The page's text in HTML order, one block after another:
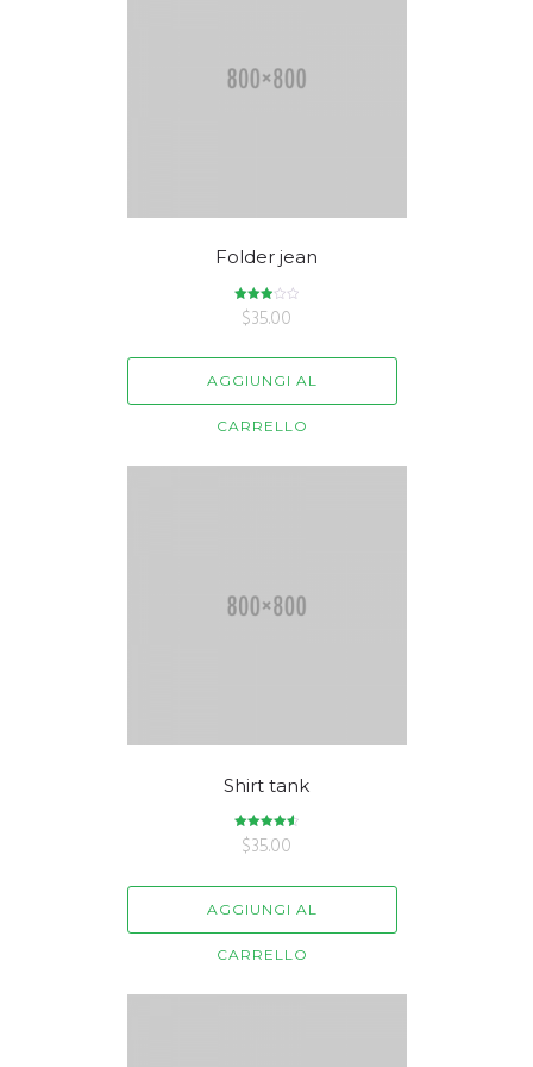
Folder jean
Valutato
3.00
$35.00
AGGIUNGI AL
CARRELLO
Shirt tank
Valutato
4.67
$35.00
AGGIUNGI AL
CARRELLO